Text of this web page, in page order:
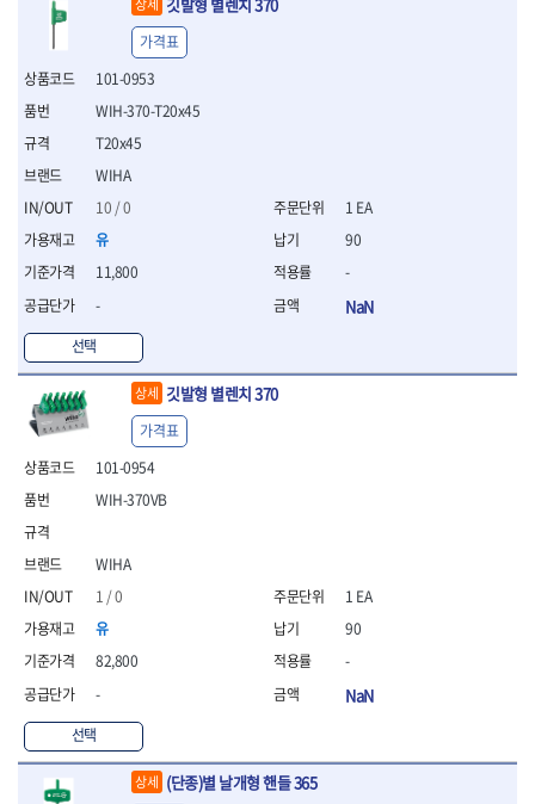
- 십자비트
- 임팩별비트소켓
- 임팩XZN비트소켓
- 일자비트소켓
- XZN비트
- 임팩XZN비트
- 사각비트
- 토크드라이버
- 포지비트소켓
- 뻰치
- 편구스패너
- 플라이어
- 니퍼
- 롱노우즈
- 스냅링플라이어
- 그룹조인트플라이어
- 바이스플라이어
- 옵셋렌치
- 공구함세트
- 콤비네이션렌치
- 라쳇콤비네이션렌치
- 라쳇옵셋렌치
- 콤비네이션렌치세트
- 플레어너트렌치
상세 깃발형 별렌치 370
101-0953
WIHA
10 / 0
유
11,800
-
선택
WIH-370-T20x45
T20x45
가격표
1 EA
90
-
NaN
상세 깃발형 별렌치 370
101-0954
WIHA
1 / 0
유
82,800
-
선택
WIH-370VB
가격표
1 EA
90
-
NaN
상세 (단종)별 날개형 핸들 365